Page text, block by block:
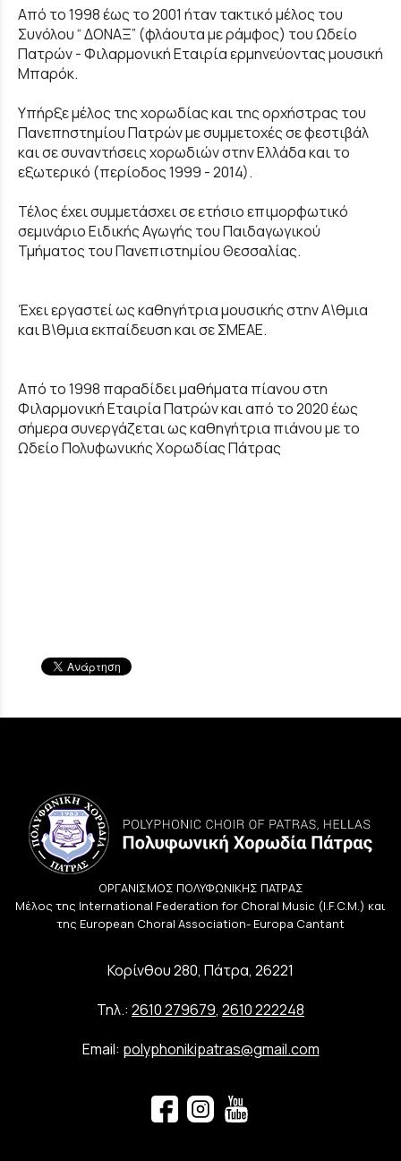
Από το 1998 έως το 2001 ήταν τακτικό μέλος του
Συνόλου “ ΔΟΝΑΞ” (φλάουτα με ράμφος) του Ωδείο
Πατρών - Φιλαρμονική Εταιρία ερμηνεύοντας μουσική
Μπαρόκ.
Υπήρξε μέλος της χορωδίας και της ορχήστρας του
Πανεπηστημίου Πατρών με συμμετοχές σε φεστιβάλ
και σε συναντήσεις χορωδιών στην Ελλάδα και το
εξωτερικό (περίοδος 1999 - 2014).
Τέλος έχει συμμετάσχει σε ετήσιο επιμορφωτικό
σεμινάριο Ειδικής Αγωγής του Παιδαγωγικού
Τμήματος του Πανεπιστημίου Θεσσαλίας.
Έχει εργαστεί ως καθηγήτρια μουσικής στην Α\θμια
και Β\θμια εκπαίδευση και σε ΣΜΕΑΕ.
Από το 1998 παραδίδει μαθήματα πίανου στη
Φιλαρμονική Εταιρία Πατρών και από το 2020 έως
σήμερα συνεργάζεται ως καθηγήτρια πιάνου με το
Ωδείο Πολυφωνικής Χορωδίας Πάτρας
ΟΡΓΑΝΙΣΜΟΣ ΠΟΛΥΦΩΝΙΚΗΣ ΠΑΤΡΑΣ
Μέλος της International Federation for Choral Music (I.F.C.M.) και
της European Choral Association- Europa Cantant
Κορίνθου 280, Πάτρα, 26221
Τηλ.: 2610 279679, 2610 222248
Email: polyphonikipatras@gmail.com